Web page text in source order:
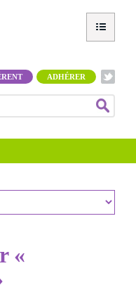
ADHÉRER
«